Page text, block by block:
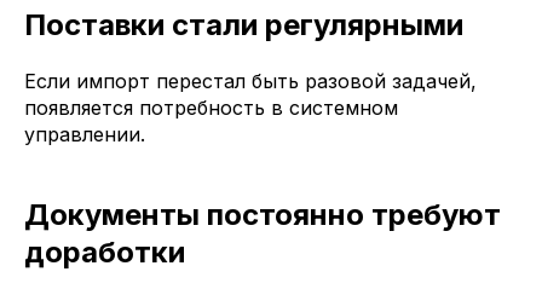
Поставки стали регулярными
Если импорт перестал быть разовой задачей,
появляется потребность в системном
управлении.
Документы постоянно требуют
доработки